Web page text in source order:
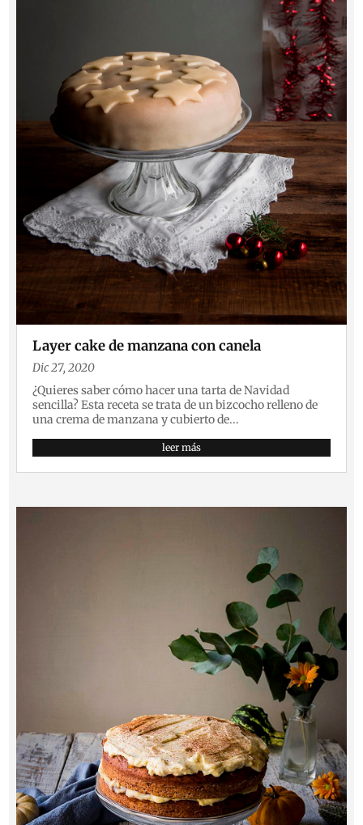
Layer cake de manzana con canela
Dic 27, 2020
¿Quieres saber cómo hacer una tarta de Navidad
sencilla? Esta receta se trata de un bizcocho relleno de
una crema de manzana y cubierto de...
leer más